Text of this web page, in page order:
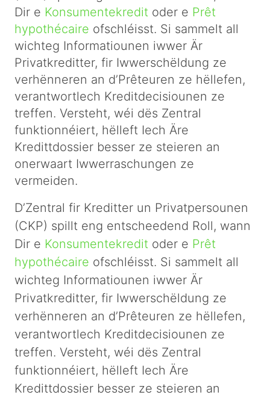
Dir e Konsumentekredit oder e Prêt
hypothécaire ofschléisst. Si sammelt all
wichteg Informatiounen iwwer Är
Privatkreditter, fir Iwwerschëldung ze
verhënneren an d’Prêteuren ze hëllefen,
verantwortlech Kreditdecisiounen ze
treffen. Versteht, wéi dës Zentral
funktionnéiert, hëlleft Iech Äre
Kredittdossier besser ze steieren an
onerwaart Iwwerraschungen ze
vermeiden.
D’Zentral fir Kreditter un Privatpersounen
(CKP) spillt eng entscheedend Roll, wann
Dir e Konsumentekredit oder e Prêt
hypothécaire ofschléisst. Si sammelt all
wichteg Informatiounen iwwer Är
Privatkreditter, fir Iwwerschëldung ze
verhënneren an d’Prêteuren ze hëllefen,
verantwortlech Kreditdecisiounen ze
treffen. Versteht, wéi dës Zentral
funktionnéiert, hëlleft Iech Äre
Kredittdossier besser ze steieren an